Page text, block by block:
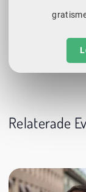
Relaterade